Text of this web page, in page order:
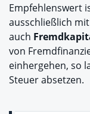
Empfehlenswert
ausschließlich
auch
von
einhergehen, so
Steuer absetzen.